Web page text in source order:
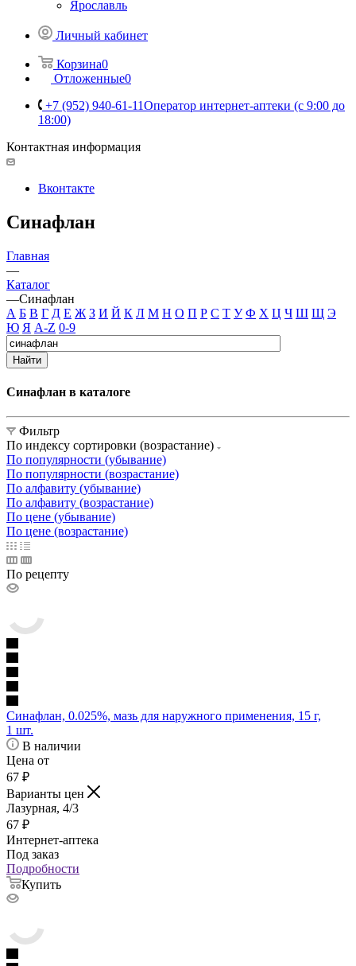
Ярославль
Личный кабинет
Корзина0
Отложенные0
+7 (952) 940-61-11Оператор интернет-аптеки (с 9:00 до
18:00)
Контактная информация
Вконтакте
Синафлан
Главная
—
Каталог
—Синафлан
А Б В Г Д Е Ж З И Й К Л М Н О П Р С Т У Ф Х Ц Ч Ш Щ Э
Ю Я A-Z 0-9
Найти
Синафлан в каталоге
Фильтр
По индексу сортировки (возрастание)
По популярности (убывание)
По популярности (возрастание)
По алфавиту (убывание)
По алфавиту (возрастание)
По цене (убывание)
По цене (возрастание)
По рецепту
Синафлан, 0.025%, мазь для наружного применения, 15 г,
1 шт.
В наличии
Цена от
67 ₽
Варианты цен
Лазурная, 4/3
67 ₽
Интернет-аптека
Под заказ
Подробности
Купить